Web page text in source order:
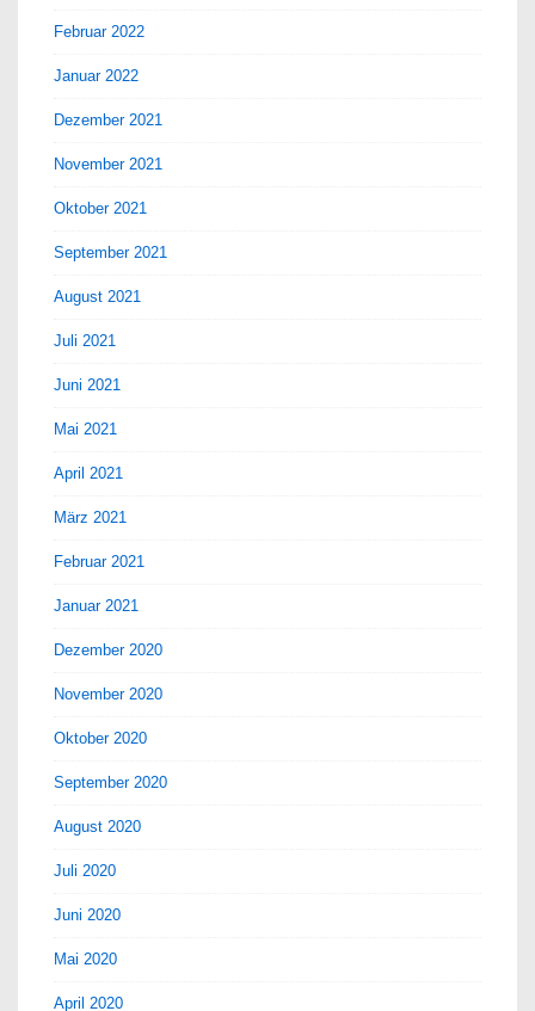
Februar 2022
Januar 2022
Dezember 2021
November 2021
Oktober 2021
September 2021
August 2021
Juli 2021
Juni 2021
Mai 2021
April 2021
März 2021
Februar 2021
Januar 2021
Dezember 2020
November 2020
Oktober 2020
September 2020
August 2020
Juli 2020
Juni 2020
Mai 2020
April 2020